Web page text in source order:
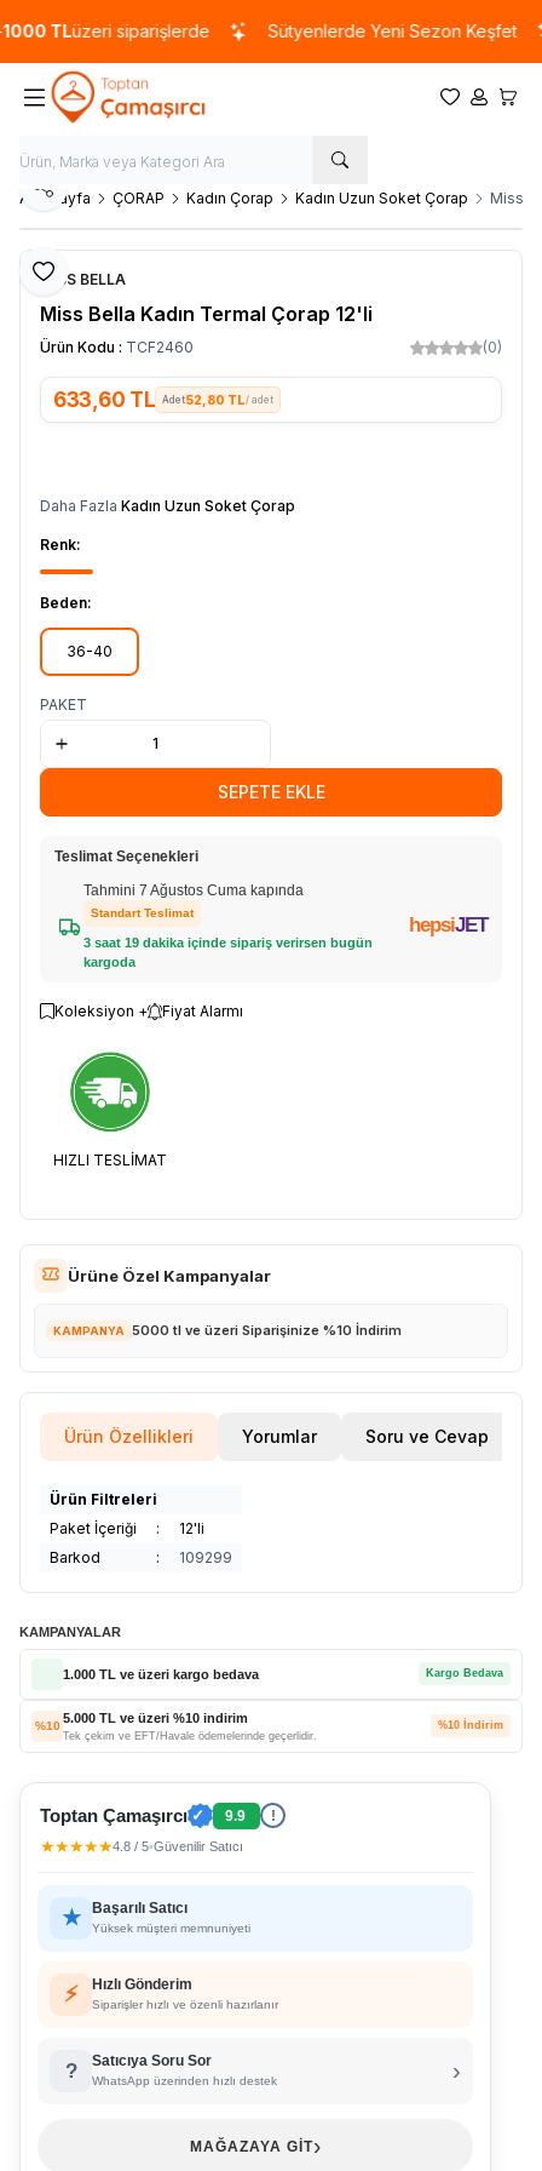
TLüzeri siparişlerde Sütyenlerde Yeni Sezon Keşfet
Favorilerim
Hesabım
Ana Sayfa ÇORAP Kadın Çorap Kadın Uzun Soket Çorap Miss
Favoriye Ekle
Paylaş
MİSS BELLA
Miss Bella Kadın Termal Çorap 12'li
Ürün Kodu : TCF2460 (0)
633,60 TL 52,80 TL/ adet
Daha Fazla Kadın Uzun Soket Çorap
Renk:
Beden:
36-40
PAKET
SEPETE EKLE
Teslimat Seçenekleri
Tahmini 7 Ağustos Cuma kapında
Standart Teslimat
3 saat 19 dakika içinde sipariş verirsen bugün
kargoda
hepsiJET
Koleksiyon + Fiyat Alarmı
HIZLI TESLİMAT
Ürüne Özel Kampanyalar
KAMPANYA 5000 tl ve üzeri Siparişinize %10 İndirim
Ürün Özellikleri Yorumlar Soru ve Cevap
Ürün Filtreleri
Paket İçeriği
:
12'li
Barkod
: 109299
KAMPANYALAR
1.000 TL ve üzeri kargo bedava Kargo Bedava
%10
5.000 TL ve üzeri %10 indirim
Tek çekim ve EFT/Havale ödemelerinde geçerlidir.
%10 İndirim
Toptan Çamaşırcı ✓ 9.9 !
★★★★★4.8 / 5•Güvenilir Satıcı
★ Başarılı Satıcı
Yüksek müşteri memnuniyeti
⚡ Hızlı Gönderim
Siparişler hızlı ve özenli hazırlanır
? Satıcıya Soru Sor
WhatsApp üzerinden hızlı destek ›
MAĞAZAYA GİT›